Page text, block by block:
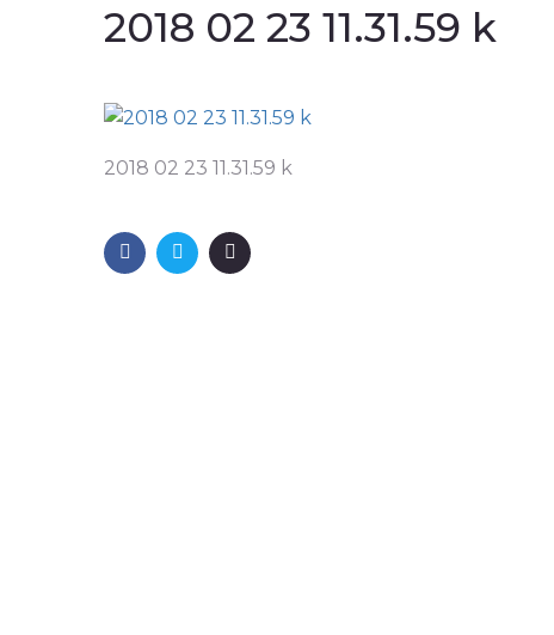
2018 02 23 11.31.59 k
2018 02 23 11.31.59 k